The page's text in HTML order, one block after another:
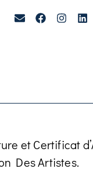
et Certificat
Des Artistes.